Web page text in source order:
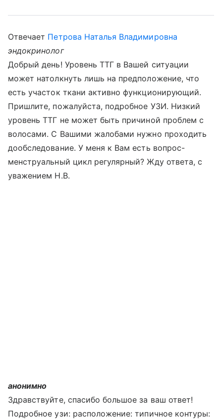
Отвечает Петрова Наталья Владимировна
эндокринолог
Добрый день! Уровень ТТГ в Вашей ситуации
может натолкнуть лишь на предположение, что
есть участок ткани активно функционирующий.
Пришлите, пожалуйста, подробное УЗИ. Низкий
уровень ТТГ не может быть причиной проблем с
волосами. С Вашими жалобами нужно проходить
дообследование. У меня к Вам есть вопрос-
менструальный цикл регулярный? Жду ответа, с
уважением Н.В.
анонимно
Здравствуйте, спасибо большое за ваш ответ!
Подробное узи: расположение: типичное контуры: